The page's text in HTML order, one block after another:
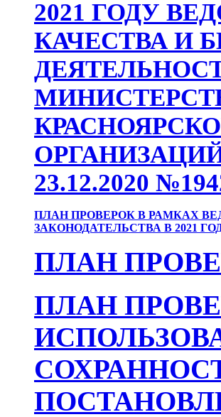
2021 ГОДУ
КАЧЕСТВА И
ОРГАНИЗАЦИЙ
23.12.2020
ПЛАН ПРОВЕРОК В РАМКАХ
ЗАКОНОДАТЕЛЬСТВА В 2021
ПЛАН
ПЛАН